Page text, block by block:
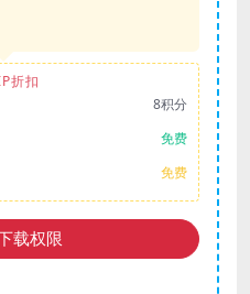
折扣
8积分
免费
免费
载权限